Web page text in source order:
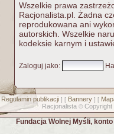
Wszelkie prawa
Racjonalista.pl. Żadna
reprodukowana ani
autorskich. Wszelkie
kodeksie karnym i
Zaloguj jako:
Regulamin publikacji] [ Bannery] [
Racjonalista © Copyright
Fundacja Wolnej Myśli,